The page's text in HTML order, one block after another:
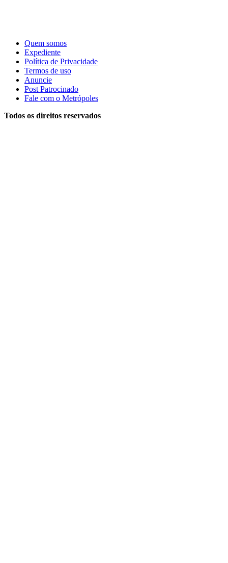
Quem somos
Expediente
Política de Privacidade
Termos de uso
Anuncie
Post Patrocinado
Fale com o Metrópoles
Todos os direitos reservados